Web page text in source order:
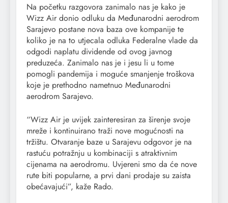
Na početku razgovora zanimalo nas je kako je
Wizz Air donio odluku da Međunarodni aerodrom
Sarajevo postane nova baza ove kompanije te
koliko je na to utjecala odluka Federalne vlade da
odgodi naplatu dividende od ovog javnog
preduzeća. Zanimalo nas je i jesu li u tome
pomogli pandemija i moguće smanjenje troškova
koje je prethodno nametnuo Međunarodni
aerodrom Sarajevo.
“Wizz Air je uvijek zainteresiran za širenje svoje
mreže i kontinuirano traži nove mogućnosti na
tržištu. Otvaranje baze u Sarajevu odgovor je na
rastuću potražnju u kombinaciji s atraktivnim
cijenama na aerodromu. Uvjereni smo da će nove
rute biti popularne, a prvi dani prodaje su zaista
obećavajući”, kaže Rado.